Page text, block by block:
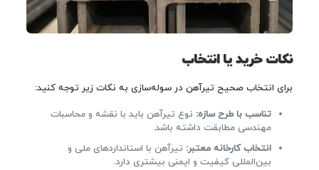
نکات خرید یا انتخاب
برای انتخاب صحیح تیرآهن در سوله‌سازی به نکات زیر توجه کنید:
تناسب با طرح سازه: نوع تیرآهن باید با نقشه و محاسبات
مهندسی مطابقت داشته باشد.
انتخاب کارخانه معتبر: تیرآهن با استانداردهای ملی و
بین‌المللی کیفیت و ایمنی بیشتری دارد.